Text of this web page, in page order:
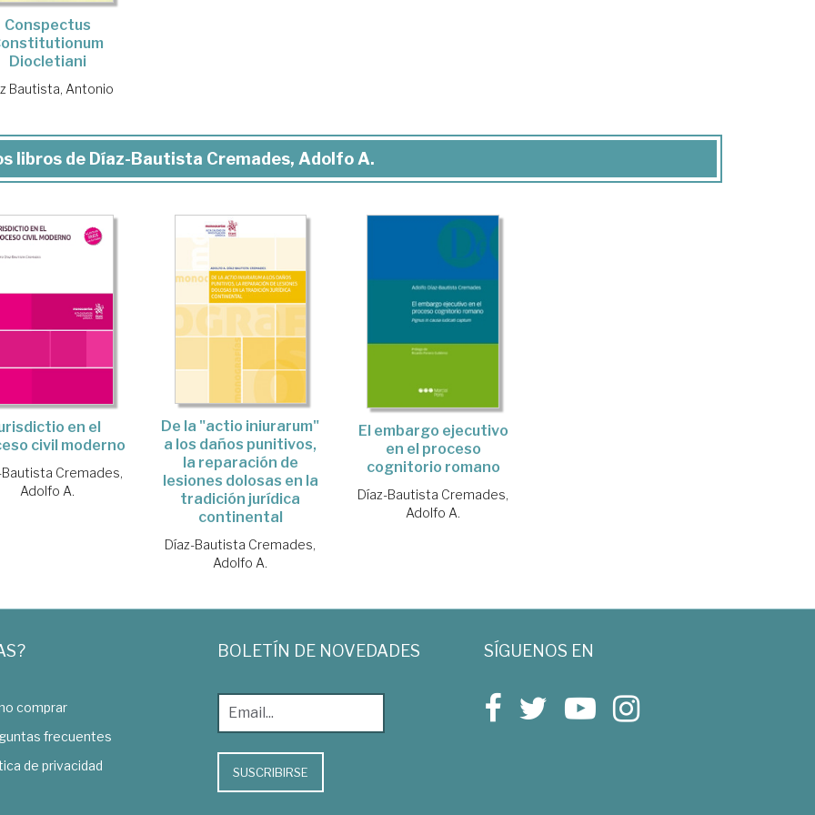
Conspectus
Diocletiani
Bautista, Antonio
libros de Díaz-Bautista Cremades, Adolfo A.
en el
civil moderno
Bautista Cremades,
Adolfo A.
De la "actio iniurarum"
a los daños punitivos,
la reparación de
lesiones dolosas en la
tradición jurídica
continental
Díaz-Bautista Cremades,
Adolfo A.
El embargo ejecutivo
en el proceso
cognitorio romano
Díaz-Bautista Cremades,
Adolfo A.
comprar
frecuentes
de privacidad
BOLETÍN DE NOVEDADES
SUSCRIBIRSE
SÍGUENOS EN